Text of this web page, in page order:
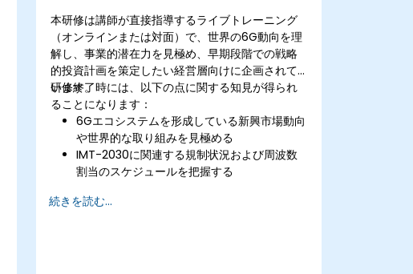
本研修は講師が直接指導するライブトレーニング
（オンラインまたは対面）で、世界の6G動向を理
解し、事業的潜在力を見極め、早期段階での戦略
的投資計画を策定したい経営層向けに企画されて
います。
研修終了時には、以下の点に関する知見が得られ
ることになります：
6Gエコシステムを形成している新興市場動向
や世界的な取り組みを見極める
IMT-2030に関連する規制状況および周波数
割当のスケジュールを把握する
ベルを評価する
続きを読む...